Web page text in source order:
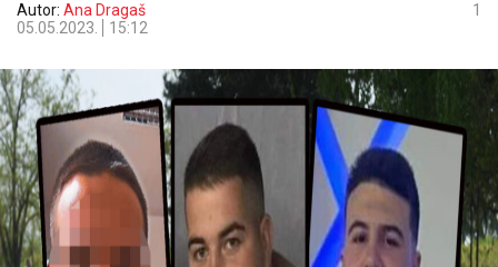
Autor: Ana Dragaš
05.05.2023.
15:12
1